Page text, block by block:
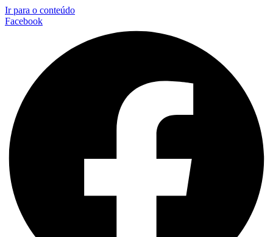
Ir para o conteúdo
Facebook